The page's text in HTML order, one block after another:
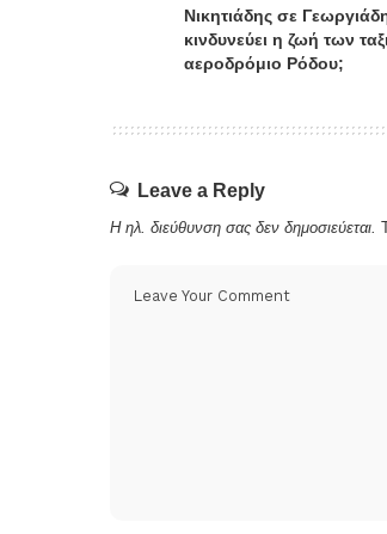
Νικητιάδης σε
κινδυνεύει η ζωή των
αεροδρόμιο Ρόδου;
Leave a Reply
Η ηλ. διεύθυνση σας δεν δημοσιεύεται.